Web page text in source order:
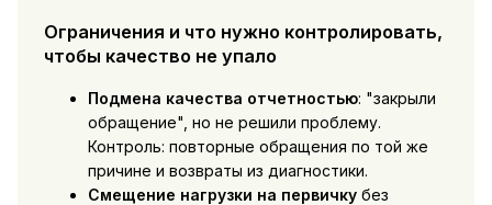
Ограничения и что нужно контролировать,
чтобы качество не упало
Подмена качества отчетностью: "закрыли
обращение", но не решили проблему.
Контроль: повторные обращения по той же
причине и возвраты из диагностики.
Смещение нагрузки на первичкубез